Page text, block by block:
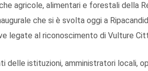
agricole, alimentari e forestali della
che si è svolta oggi a
legate al riconoscimento di Vulture
delle istituzioni, amministratori locali,